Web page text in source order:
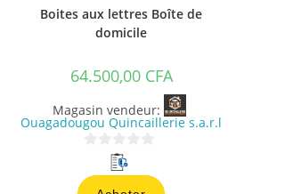
Boites aux lettres Boîte de
domicile
64.500,00 CFA
Magasin vendeur:
Ouagadougou Quincaillerie s.a.r.l
s